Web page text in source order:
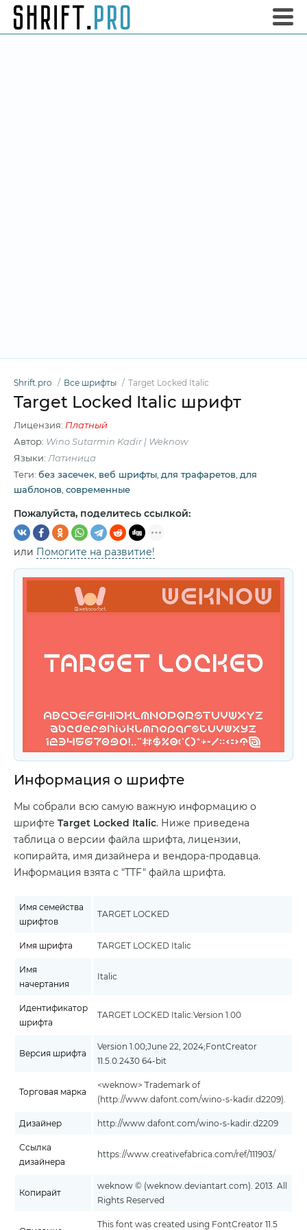
Shrift.pro Все шрифты Target Locked Italic
Target Locked Italic шрифт
Лицензия: Платный
Автор: Wino Sutarmin Kadir | Weknow
Языки: Латиница
Теги: без засечек веб шрифты для трафаретов для
шаблонов современные
Пожалуйста, поделитесь ссылкой:
или Помогите на развитие!
Информация о шрифте
Мы собрали всю самую важную информацию о
шрифте Target Locked Italic. Ниже приведена
таблица о версии файла шрифта, лицензии,
копирайта, имя дизайнера и вендора-продавца.
Информация взята с "TTF" файла шрифта.
Имя семейства
шрифтов
TARGET LOCKED
Имя шрифта TARGET LOCKED Italic
Имя
начертания
Italic
Идентификатор
шрифта
TARGET LOCKED Italic:Version 1.00
Версия шрифта
Version 1.00;June 22, 2024;FontCreator
11.5.0.2430 64-bit
Торговая марка
<weknow>¨ Trademark of
(http://www.dafont.com/wino-s-kadir.d2209).
Дизайнер http://www.dafont.com/wino-s-kadir.d2209
Ссылка
дизайнера
https://www.creativefabrica.com/ref/111903/
Копирайт
weknow © (weknow.deviantart.com). 2013. All
Rights Reserved
This font was created using FontCreator 11.5